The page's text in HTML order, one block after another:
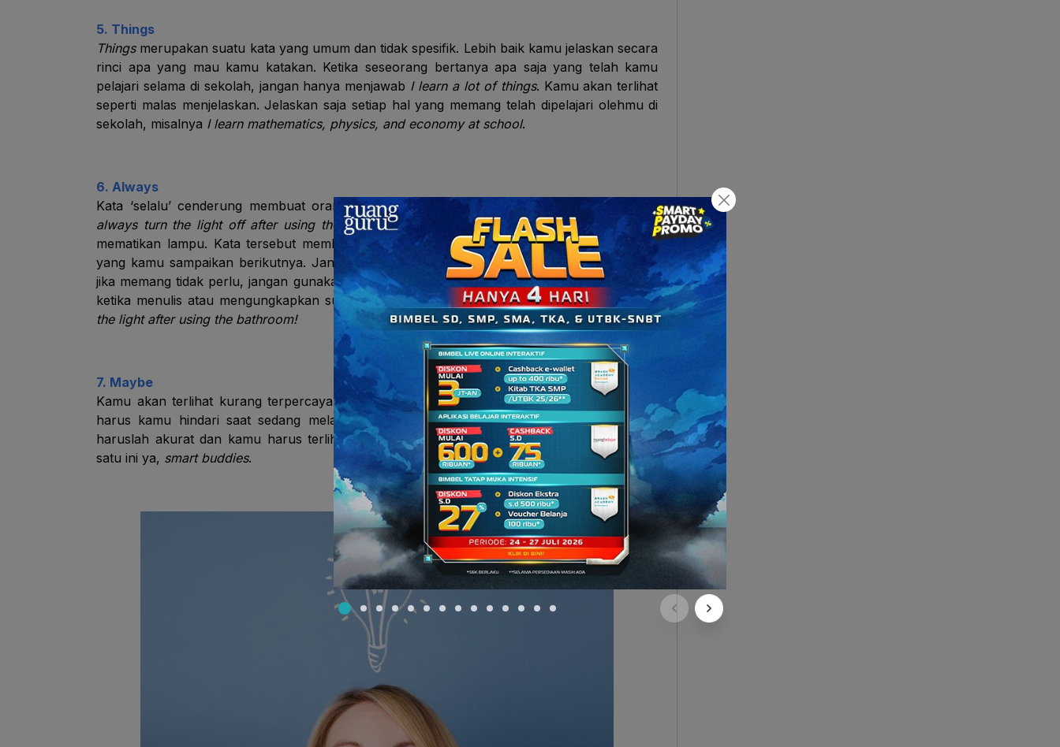
5. Things
Things merupakan suatu kata yang umum dan tidak spesifik. Lebih baik kamu jelaskan secara
rinci apa yang mau kamu katakan. Ketika seseorang bertanya apa saja yang telah kamu
pelajari selama di sekolah, jangan hanya menjawab I learn a lot of things. Kamu akan terlihat
seperti malas menjelaskan. Jelaskan saja setiap hal yang memang telah dipelajari olehmu di
sekolah, misalnya I learn mathematics, physics, and economy at school.
6. Always
Kata ‘selalu’ cenderung membuat orang meragukan hal yang kamu ucapkan. Misalnya,I
always turn the light off after using the bathroom. Padahal, bisa jadi suatu hari kamu lupa
mematikan lampu. Kata tersebut membuatmu harus lebih berhati-hati dalam setiap kalimat
yang kamu sampaikan berikutnya. Jangan sampai ada yang berkontradiksi. Oleh sebab itu,
jika memang tidak perlu, jangan gunakan kata always . Kamu bisa menggunakan kata
always
ketika menulis atau mengungkapkan suatu instruksi dan perintah. Misalnya,always turn off
the light after using the bathroom!
7. Maybe
Kamu akan terlihat kurang terpercaya apabila menggunakan katamaybe. Hal ini terutama
harus kamu hindari saat sedang melakukan presentasi. Informasi yang kamu sampaikan
haruslah akurat dan kamu harus terlihat meyakinkan. Jadi, hindari penggunaan kata yang
satu ini ya, smart buddies.